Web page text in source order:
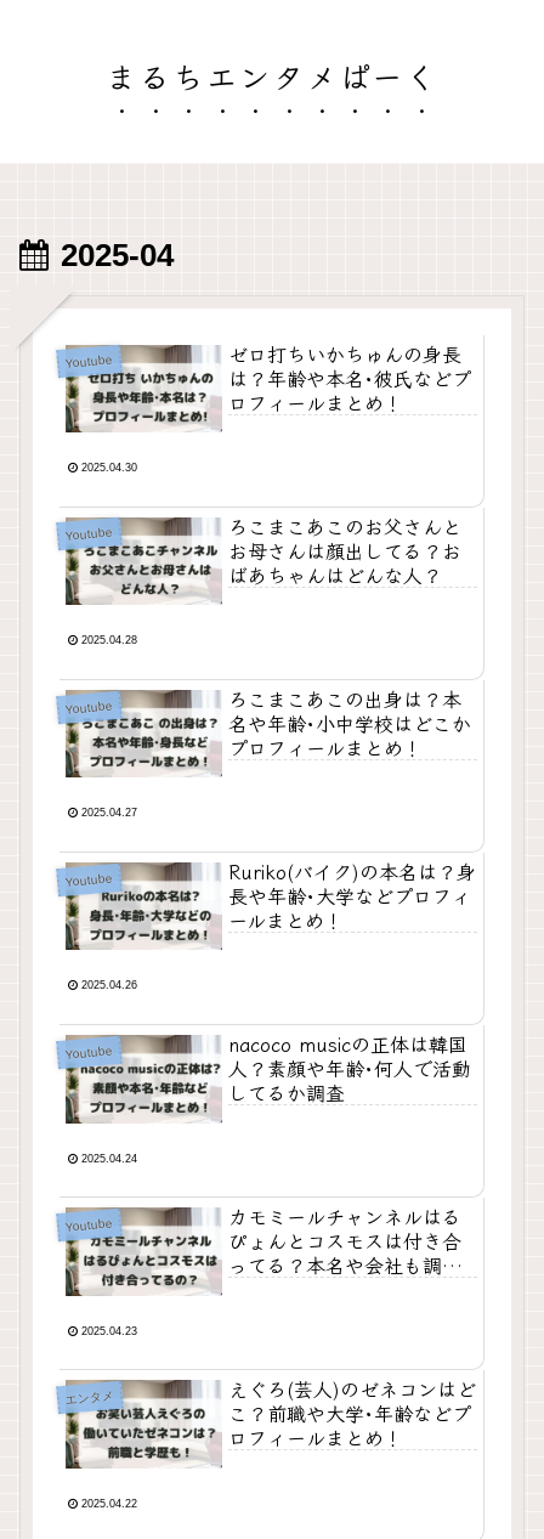
まるちエンタメぱーく
2025-04
Youtube
ゼロ打ちいかちゅんの身長
は？年齢や本名･彼氏などプ
ロフィールまとめ！
2025.04.30
Youtube
ろこまこあこのお父さんと
お母さんは顔出してる？お
ばあちゃんはどんな人？
2025.04.28
Youtube
ろこまこあこの出身は？本
名や年齢･小中学校はどこか
プロフィールまとめ！
2025.04.27
Youtube
Ruriko(バイク)の本名は？身
長や年齢･大学などプロフィ
ールまとめ！
2025.04.26
Youtube
nacoco musicの正体は韓国
人？素顔や年齢･何人で活動
してるか調査
2025.04.24
Youtube
カモミールチャンネルはる
ぴょんとコスモスは付き合
ってる？本名や会社も調
2025.04.23
エンタメ
えぐろ(芸人)のゼネコンはど
こ？前職や大学･年齢などプ
ロフィールまとめ！
2025.04.22